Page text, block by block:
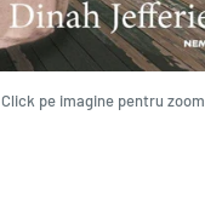
Click pe imagine pentru zoom